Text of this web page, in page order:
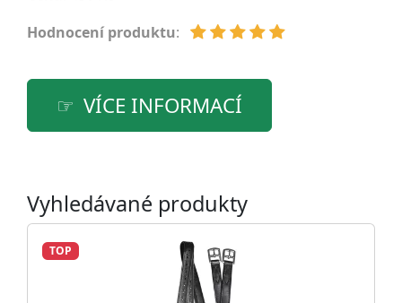
Hodnocení produktu:
VÍCE INFORMACÍ
Vyhledávané produkty
TOP